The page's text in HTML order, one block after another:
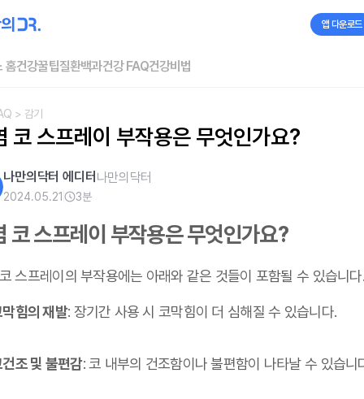
앱 다운로드
홈건강꿀팁질환백과건강 FAQ건강비법
> 감기
코 스프레이 부작용은 무엇인가요?
나만의닥터 에디터 나만의닥터
2024.05.21 3분
코 스프레이 부작용은 무엇인가요?
스프레이의 부작용에는 아래와 같은 것들이 포함될 수 있습니다.
힘의 재발: 장기간 사용 시 코막힘이 더 심해질 수 있습니다.
조 및 불편감: 코 내부의 건조함이나 불편함이 나타날 수 있습니